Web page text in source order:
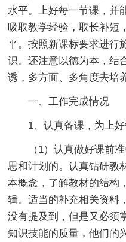
水平。上好每一节课，并
吸取教学经验，取长补短
平。按照新课标要求进行
识。还注意以德为本，结
诱，多方面、多角度去培
一、工作完成情况
1、认真备课，为上好
（1）认真做好课前准
思和计划的。认真钻研教
本概念，了解教材的结构
辑。适当的补充相关资料
没有提及到，但是又必须
知识技能的质量，他们的